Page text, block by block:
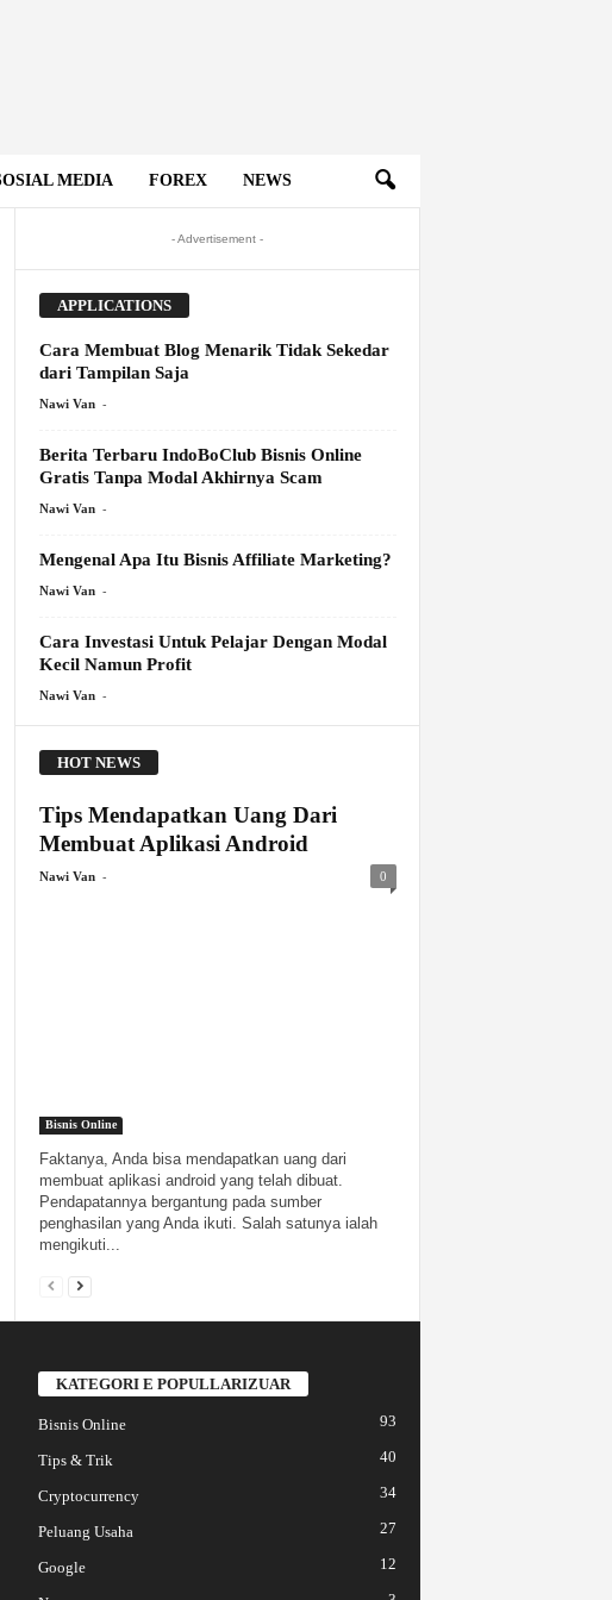
MEDIA FOREX NEWS
- Advertisement -
APPLICATIONS
Cara Membuat Blog Menarik Tidak Sekedar
dari Tampilan Saja
Nawi Van -
Berita Terbaru IndoBoClub Bisnis Online
Gratis Tanpa Modal Akhirnya Scam
Nawi Van -
Mengenal Apa Itu Bisnis Affiliate Marketing?
Nawi Van -
Cara Investasi Untuk Pelajar Dengan Modal
Kecil Namun Profit
Nawi Van -
HOT NEWS
Tips Mendapatkan Uang Dari
Membuat Aplikasi Android
Nawi Van - 0
Bisnis Online
Faktanya, Anda bisa mendapatkan uang dari
membuat aplikasi android yang telah dibuat.
Pendapatannya bergantung pada sumber
penghasilan yang Anda ikuti. Salah satunya ialah
mengikuti...
KATEGORI E POPULLARIZUAR
Bisnis Online 93
Tips & Trik 40
Cryptocurrency 34
Peluang Usaha 27
Google 12